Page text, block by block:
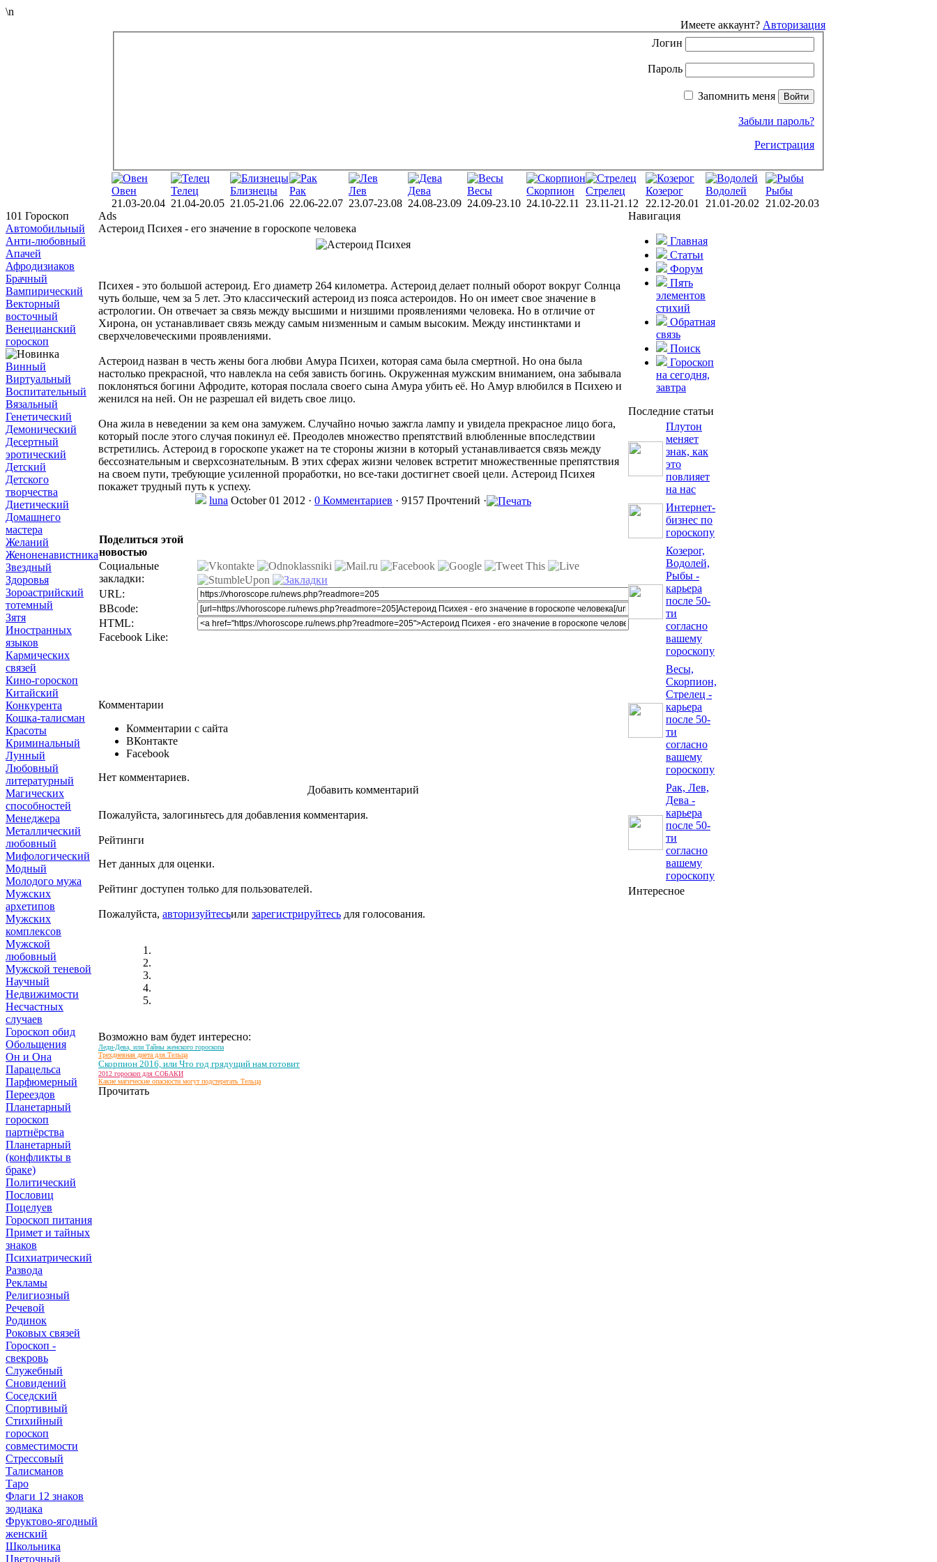
\n
Имеете аккаунт? Авторизация
Логин
Пароль
Запомнить меня
Забыли пароль?
Регистрация
Овен
21.03-20.04
Телец
21.04-20.05
Близнецы
21.05-21.06
Рак
22.06-22.07
Лев
23.07-23.08
Дева
24.08-23.09
Весы
24.09-23.10
Скорпион
24.10-22.11
Стрелец
23.11-21.12
Козерог
22.12-20.01
Водолей
21.01-20.02
Рыбы
21.02-20.03
101 Гороскоп
Автомобильный
Анти-любовный
Апачей
Афродизиаков
Брачный
Вампирический
Векторный
восточный
Венецианский
гороскоп
Винный
Виртуальный
Воспитательный
Вязальный
Генетический
Демонический
Десертный
эротический
Детский
Детского
творчества
Диетический
Домашнего
мастера
Желаний
Женоненавистника
Звездный
Здоровья
Зороастрийский
тотемный
Зятя
Иностранных
языков
Кармических
связей
Кино-гороскоп
Китайский
Конкурента
Кошка-талисман
Красоты
Криминальный
Лунный
Любовный
литературный
Магических
способностей
Менеджера
Металлический
любовный
Мифологический
Модный
Молодого мужа
Мужских
архетипов
Мужских
комплексов
Мужской
любовный
Мужской теневой
Научный
Недвижимости
Несчастных
случаев
Гороскоп обид
Обольщения
Он и Она
Парацельса
Парфюмерный
Переездов
Планетарный
гороскоп
партнёрства
Планетарный
(конфликты в
браке)
Политический
Пословиц
Поцелуев
Гороскоп питания
Примет и тайных
знаков
Психиатрический
Развода
Рекламы
Религиозный
Речевой
Родинок
Роковых связей
Гороскоп -
свекровь
Служебный
Сновидений
Соседский
Спортивный
Стихийный
гороскоп
совместимости
Стрессовый
Талисманов
Таро
Флаги 12 знаков
зодиака
Фруктово-ягодный
женский
Школьника
Цветочный
Ads
Астероид Психея - его значение в гороскопе человека
Психея - это большой астероид. Его диаметр 264 километра. Астероид делает полный оборот вокруг Солнца
чуть больше, чем за 5 лет. Это классический астероид из пояса астероидов. Но он имеет свое значение в
астрологии. Он отвечает за связь между высшими и низшими проявлениями человека. Но в отличие от
Хирона, он устанавливает связь между самым низменным и самым высоким. Между инстинктами и
сверхчеловеческими проявлениями.
Астероид назван в честь жены бога любви Амура Психеи, которая сама была смертной. Но она была
настолько прекрасной, что навлекла на себя зависть богинь. Окруженная мужским вниманием, она забывала
поклоняться богини Афродите, которая послала своего сына Амура убить её. Но Амур влюбился в Психею и
женился на ней. Он не разрешал ей видеть свое лицо.
Она жила в неведении за кем она замужем. Случайно ночью зажгла лампу и увидела прекрасное лицо бога,
который после этого случая покинул её. Преодолев множество препятствий влюбленные впоследствии
встретились. Астероид в гороскопе укажет на те стороны жизни в который устанавливается связь между
бессознательным и сверхсознательным. В этих сферах жизни человек встретит множественные препятствия
на своем пути, требующие усиленной проработки, но все-таки достигнет своей цели. Астероид Психея
покажет трудный путь к успеху.
luna October 01 2012 · 0 Комментариев · 9157 Прочтений ·
Поделиться этой
новостью
Социальные
закладки:
URL:
BBcode:
HTML:
Facebook Like:
Комментарии
Комментарии с сайта
ВКонтакте
Facebook
Нет комментариев.
Добавить комментарий
Пожалуйста, залогиньтесь для добавления комментария.
Рейтинги
Нет данных для оценки.
Рейтинг доступен только для пользователей.
Пожалуйста, авторизуйтесьили зарегистрируйтесь для голосования.
Возможно вам будет интересно:
Леди-Дева, или Тайны женского гороскопа
Трехдневная диета для Тельца
Скорпион 2016, или Что год грядущий нам готовит
2012 гороскоп для СОБАКИ
Какие магические опасности могут подстерегать Тельца
Прочитать
Навигация
Главная
Статьи
Форум
Пять
элементов
стихий
Обратная
связь
Поиск
Гороскоп
на сегодня,
завтра
Последние статьи
Плутон
меняет
знак, как
это
повлияет
на нас
Интернет-
бизнес по
гороскопу
Козерог,
Водолей,
Рыбы -
карьера
после 50-
ти
согласно
вашему
гороскопу
Весы,
Скорпион,
Стрелец -
карьера
после 50-
ти
согласно
вашему
гороскопу
Рак, Лев,
Дева -
карьера
после 50-
ти
согласно
вашему
гороскопу
Интересное